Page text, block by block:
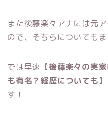
また後藤楽々アナには元
ので、そちらについても
では早速【後藤楽々の実
も有名？経歴についても
す！